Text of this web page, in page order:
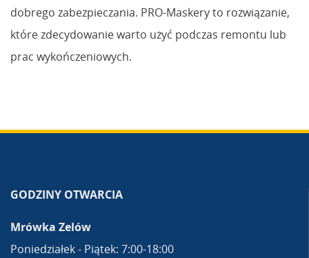
dobrego zabezpieczania. PRO-Maskery to rozwiązanie,
które zdecydowanie warto użyć podczas remontu lub
prac wykończeniowych.
GODZINY OTWARCIA
Mrówka Zelów
Poniedziałek - Piątek: 7:00-18:00